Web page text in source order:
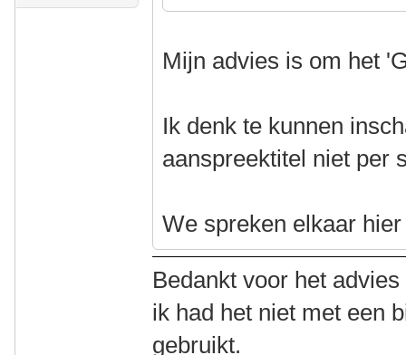
Mijn advies is om het
Ik denk te kunnen
aanspreektitel niet per
We spreken elkaar
Bedankt voor het
ik had het niet met een
gebruikt.